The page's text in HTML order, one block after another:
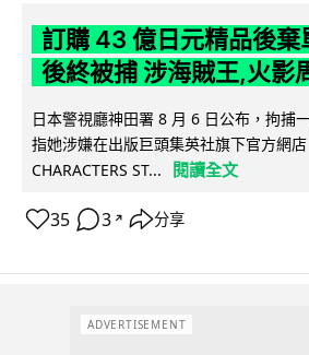
訂購 43 億日元精品後棄
後終被捕 涉海賊王,火影
日本警視廳神田署 8 月 6 日公布，拘捕
指她涉嫌在出版巨頭集英社旗下官方網店
CHARACTERS ST...
閱讀全文
35 3 ↗ 分享
ADVERTISEMENT